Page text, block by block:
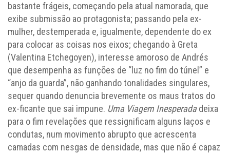
bastante frágeis, começando pela atual namorada, que
exibe submissão ao protagonista; passando pela ex-
mulher, destemperada e, igualmente, dependente do ex
para colocar as coisas nos eixos; chegando à Greta
(Valentina Etchegoyen), interesse amoroso de Andrés
que desempenha as funções de “luz no fim do túnel” e
“anjo da guarda”, não ganhando tonalidades singulares,
sequer quando denuncia brevemente os maus tratos do
ex-ficante que sai impune. Uma Viagem Inesperadadeixa
para o fim revelações que ressignificam alguns laços e
condutas, num movimento abrupto que acrescenta
camadas com nesgas de densidade, mas que não é capaz